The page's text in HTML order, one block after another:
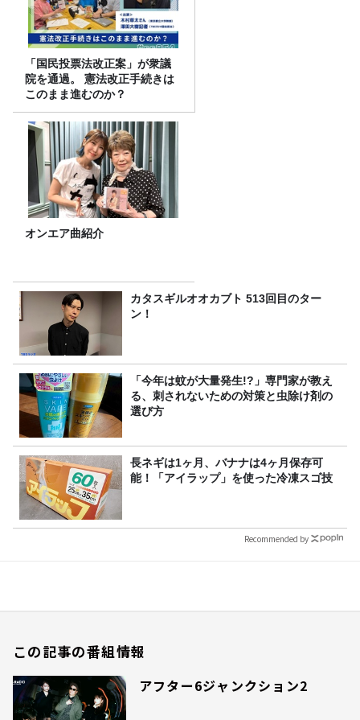
「国民投票法改正案」が衆議
院を通過。 憲法改正手続きは
このまま進むのか？
オンエア曲紹介
カタスギルオオカブト 513回目のター
ン！
「今年は蚊が大量発生!?」専門家が教え
る、刺されないための対策と虫除け剤の
選び方
長ネギは1ヶ月、バナナは4ヶ月保存可
能！「アイラップ」を使った冷凍スゴ技
Recommended by
この記事の番組情報
アフター6ジャンクション2